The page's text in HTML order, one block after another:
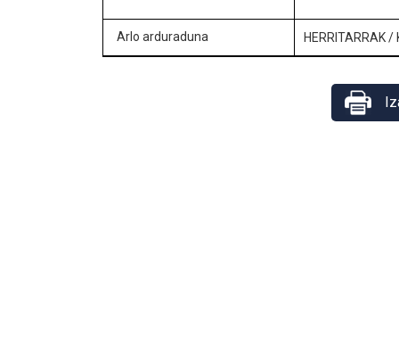
Arlo arduraduna HERRITARRAK/